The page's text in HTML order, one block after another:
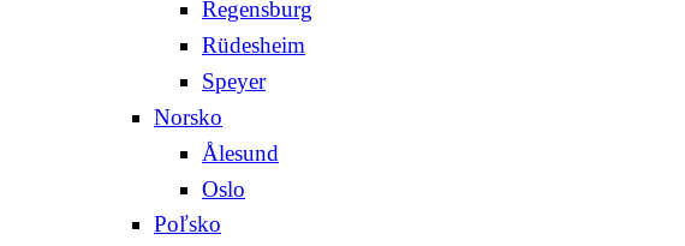
Regensburg
Rüdesheim
Speyer
Norsko
Ålesund
Oslo
Poľsko